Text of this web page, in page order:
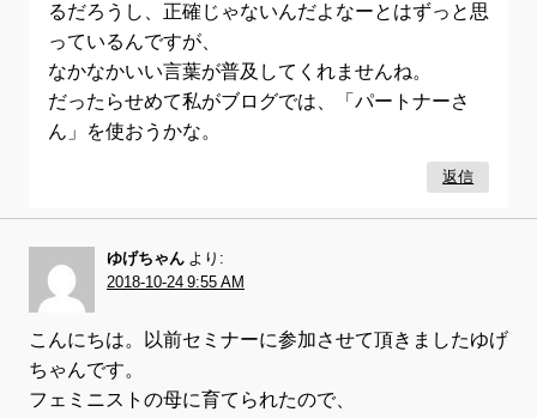
るだろうし、正確じゃないんだよなーとはずっと思
っているんですが、
なかなかいい言葉が普及してくれませんね。
だったらせめて私がブログでは、「パートナーさ
ん」を使おうかな。
返信
ゆげちゃん より:
2018-10-24 9:55 AM
こんにちは。以前セミナーに参加させて頂きましたゆげ
ちゃんです。
フェミニストの母に育てられたので、